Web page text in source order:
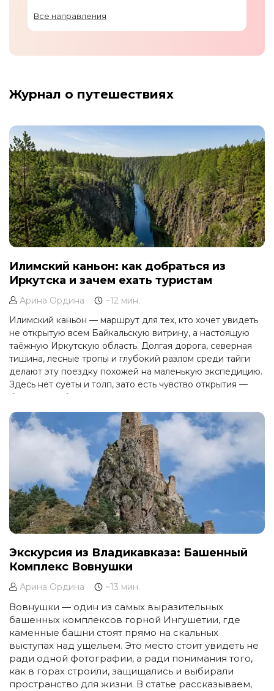
Все направления
Журнал о путешествиях
Илимский каньон: как добраться из
Иркутска и зачем ехать туристам
Арина Ордина
~12 мин.
Илимский каньон — маршрут для тех, кто хочет увидеть
не открытую всем Байкальскую витрину, а настоящую
таёжную Иркутскую область. Долгая дорога, северная
тишина, лесные тропы и глубокий разлом среди тайги
делают эту поездку похожей на маленькую экспедицию.
Здесь нет суеты и толп, зато есть чувство открытия —
будто ты добрался до места, которое природа долго
прятала от случайных туристов.
Экскурсия из Владикавказа: Башенный
Комплекс Вовнушки
Арина Ордина ~13 мин.
Вовнушки — один из самых выразительных
башенных комплексов горной Ингушетии, где
каменные башни стоят прямо на скальных
выступах над ущельем. Это место стоит увидеть не
ради одной фотографии, а ради понимания того,
как в горах строили, защищались и выбирали
пространство для жизни. В статье рассказываем,